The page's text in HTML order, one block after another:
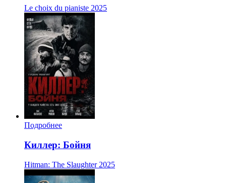
Le choix du pianiste 2025
Подробнее
Киллер: Бойня
Hitman: The Slaughter 2025